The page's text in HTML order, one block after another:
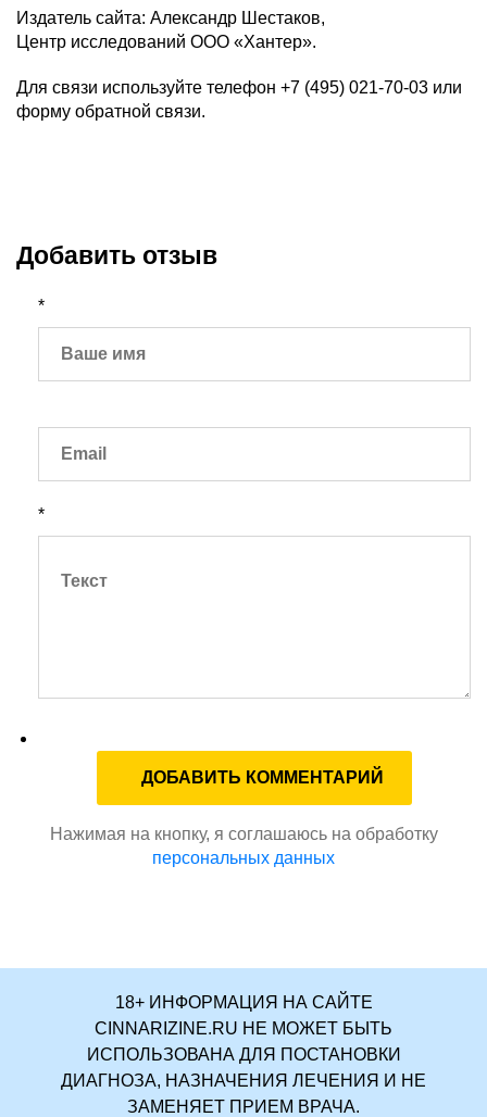
Издатель сайта: Александр Шестаков,
Центр исследований ООО «Хантер».
Для связи используйте телефон +7 (495) 021-70-03 или
форму обратной связи.
Добавить отзыв
*
*
Нажимая на кнопку, я соглашаюсь на обработку
персональных данных
18+ ИНФОРМАЦИЯ НА САЙТЕ
CINNARIZINE.RU НЕ МОЖЕТ БЫТЬ
ИСПОЛЬЗОВАНА ДЛЯ ПОСТАНОВКИ
ДИАГНОЗА, НАЗНАЧЕНИЯ ЛЕЧЕНИЯ И НЕ
ЗАМЕНЯЕТ ПРИЕМ ВРАЧА.